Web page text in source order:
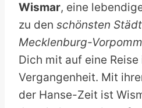
Wismar, eine
zu den schönsten
Mecklenburg-
Dich mit auf eine Reise
Vergangenheit. Mit
der Hanse-Zeit ist